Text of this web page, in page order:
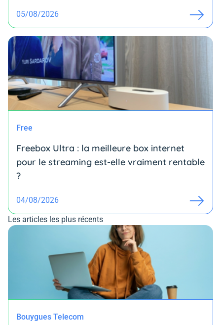
05/08/2026
Free
Freebox Ultra : la meilleure box internet
pour le streaming est-elle vraiment rentable
?
04/08/2026
Les articles les plus récents
Bouygues Telecom